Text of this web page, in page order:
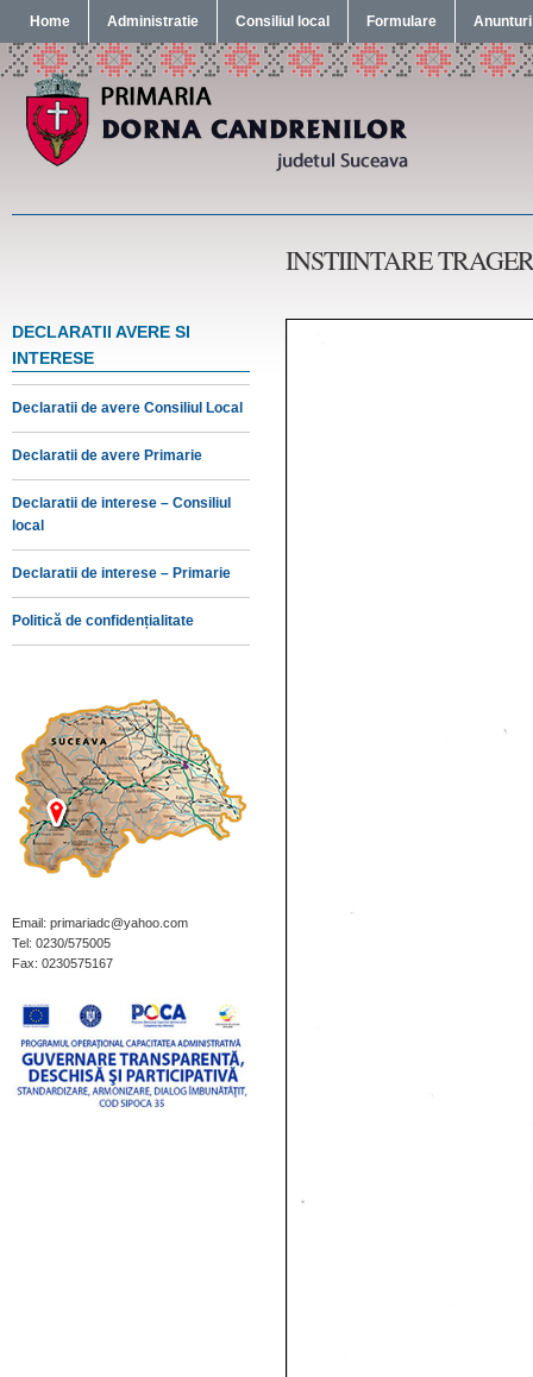
Home Administratie Consiliul local Formulare Anunturi
INSTIINTARE
DECLARATII AVERE SI
INTERESE
Declaratii de avere Consiliul Local
Declaratii de avere Primarie
Declaratii de interese – Consiliul
local
Declaratii de interese – Primarie
Politică de confidențialitate
Email: primariadc@yahoo.com
Tel: 0230/575005
Fax: 0230575167